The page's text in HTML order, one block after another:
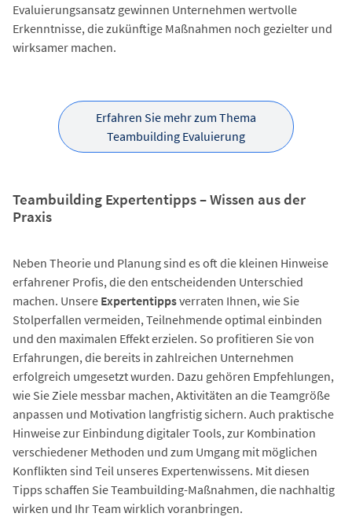
Evaluierungsansatz gewinnen Unternehmen wertvolle
Erkenntnisse, die zukünftige Maßnahmen noch gezielter und
wirksamer machen.
Erfahren Sie mehr zum Thema
Teambuilding Evaluierung
Teambuilding Expertentipps – Wissen aus der
Praxis
Neben Theorie und Planung sind es oft die kleinen Hinweise
erfahrener Profis, die den entscheidenden Unterschied
machen. Unsere Expertentippsverraten Ihnen, wie Sie
Stolperfallen vermeiden, Teilnehmende optimal einbinden
und den maximalen Effekt erzielen. So profitieren Sie von
Erfahrungen, die bereits in zahlreichen Unternehmen
erfolgreich umgesetzt wurden. Dazu gehören Empfehlungen,
wie Sie Ziele messbar machen, Aktivitäten an die Teamgröße
anpassen und Motivation langfristig sichern. Auch praktische
Hinweise zur Einbindung digitaler Tools, zur Kombination
verschiedener Methoden und zum Umgang mit möglichen
Konflikten sind Teil unseres Expertenwissens. Mit diesen
Tipps schaffen Sie Teambuilding-Maßnahmen, die nachhaltig
wirken und Ihr Team wirklich voranbringen.